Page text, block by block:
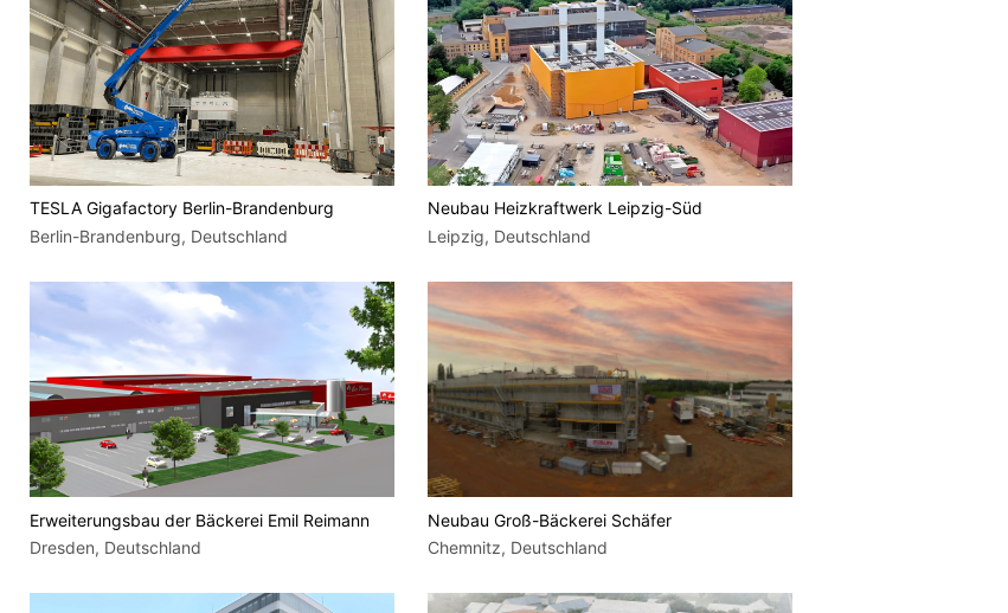
TESLA Gigafactory Berlin-Brandenburg
Berlin-Brandenburg, Deutschland
Neubau Heizkraftwerk Leipzig-Süd
Leipzig, Deutschland
Erweiterungsbau der Bäckerei Emil Reimann
Dresden, Deutschland
Neubau Groß-Bäckerei Schäfer
Chemnitz, Deutschland